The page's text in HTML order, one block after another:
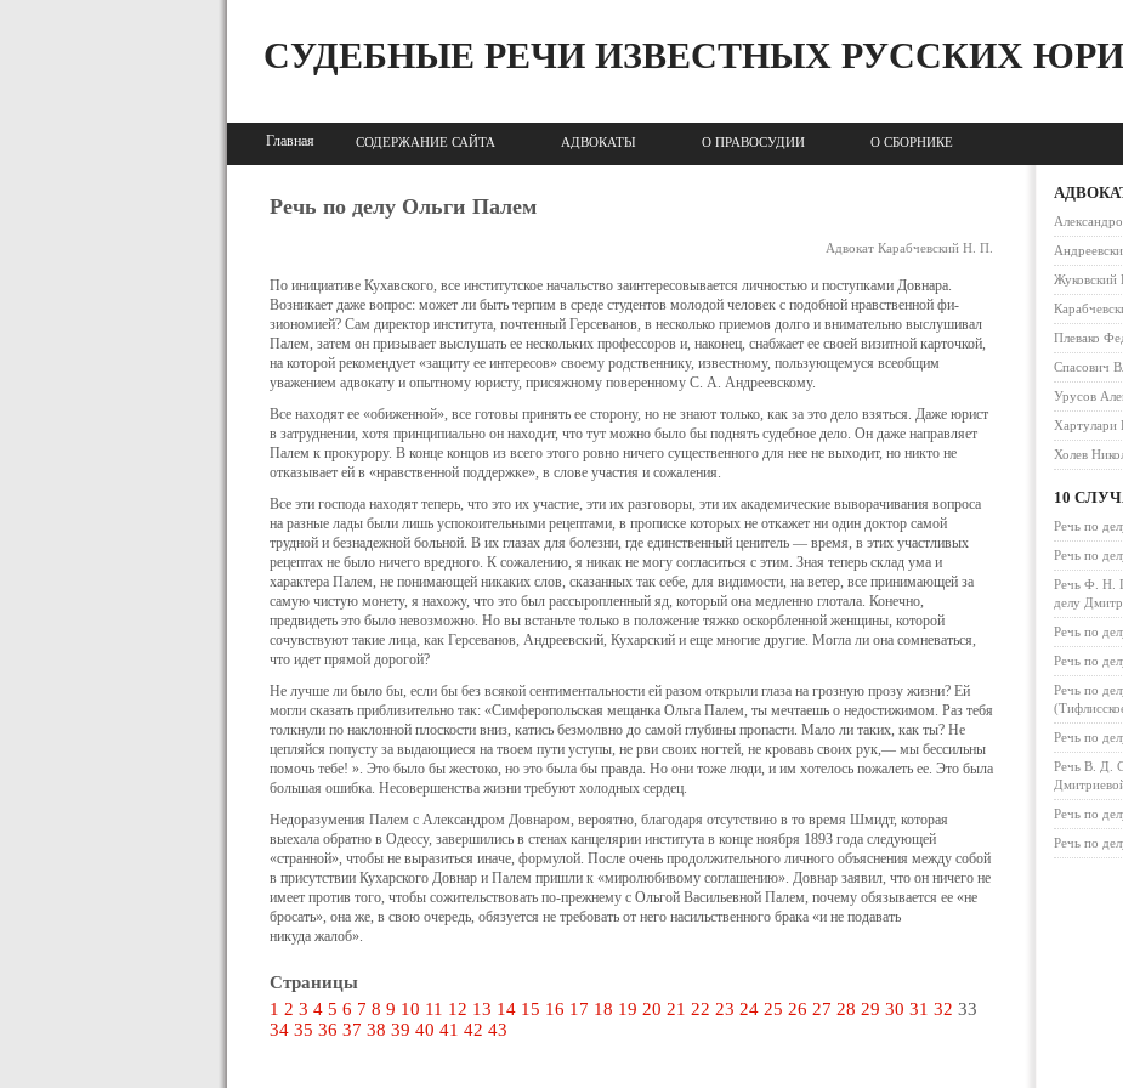
СУДЕБНЫЕ РЕЧИ ИЗВЕСТНЫХ РУССКИХ
Главная СОДЕРЖАНИЕ САЙТА АДВОКАТЫ О ПРАВОСУДИИ О СБОРНИКЕ
Речь по делу Ольги Палем
Адвокат Карабчевский Н. П.
По инициативе Кухавского, все институтское начальство заинтересовывается личностью и поступ­ками Довнара.
Возникает даже вопрос: может ли быть терпим в среде студентов молодой человек с подобной нравственной фи­
зиономией? Сам директор института, почтенный Герсеванов, в несколько приемов долго и внимательно выслушивал
Палем, затем он призывает выслушать ее нескольких профессоров и, на­конец, снабжает ее своей визитной карточкой,
на которой рекомен­дует «защиту ее интересов» своему родственнику, известному, пользующемуся всеобщим
уважением адвокату и опытному юри­сту, присяжному поверенному С. А. Андреевскому.
Все находят ее «обиженной», все готовы принять ее сторону, но не знают только, как за это дело взяться. Даже юрист
в затруд­нении, хотя принципиально он находит, что тут можно было бы поднять судебное дело. Он даже направляет
Палем к прокурору. В конце концов из всего этого ровно ничего существенного для нее не выходит, но никто не
отказывает ей в «нравственной поддерж­ке», в слове участия и сожаления.
Все эти господа находят теперь, что это их участие, эти их разговоры, эти их академические выворачивания вопроса
на раз­ные лады были лишь успокоительными рецептами, в прописке ко­торых не откажет ни один доктор самой
трудной и безнадежной больной. В их глазах для болезни, где единственный ценитель — время, в этих участливых
рецептах не было ничего вредного. К со­жалению, я никак не могу согласиться с этим. Зная теперь склад ума и
характера Палем, не понимающей никаких слов, сказанных так себе, для видимости, на ветер, все принимающей за
самую чи­стую монету, я нахожу, что это был рассыропленный яд, который она медленно глотала. Конечно,
предвидеть это было невозможно. Но вы встаньте только в положение тяжко оскорбленной женщи­ны, которой
сочувствуют такие лица, как Герсеванов, Андреевский, Кухарский и еще многие другие. Могла ли она сомневаться,
что идет прямой дорогой?
Не лучше ли было бы, если бы без всякой сентиментальности ей разом открыли глаза на грозную прозу жизни? Ей
могли ска­зать приблизительно так: «Симферопольская мещанка Ольга Па­лем, ты мечтаешь о недостижимом. Раз тебя
толкнули по наклонной плоскости вниз, катись безмолвно до самой глубины пропасти. Мало ли таких, как ты? Не
цепляйся попусту за выдающиеся на твоем пути уступы, не рви своих ногтей, не кровавь своих рук,— мы бессильны
помочь тебе! ». Это было бы жестоко, но это была бы правда. Но они тоже люди, и им хотелось пожалеть ее. Это была
большая ошибка. Несовершенства жизни требуют холодных сердец.
Недоразумения Палем с Александром Довнаром, вероятно, благодаря отсутствию в то время Шмидт, которая
выехала обрат­но в Одессу, завершились в стенах канцелярии института в конце ноября 1893 года следующей
«странной», чтобы не выразиться ина­че, формулой. После очень продолжительного личного объяснения между собой
в присутствии Кухарского Довнар и Палем пришли к «миролюбивому соглашению». Довнар заявил, что он ничего не
имеет против того, чтобы сожительствовать по-прежнему с Ольгой Васильевной Палем, почему обязывается ее «не
бросать», она же, в свою очередь, обязуется не требовать от него насильственного брака «и не подавать
никуда жалоб».
Страницы
1 2 3 4 5 6 7 8 9 10 11 12 13 14 15 16 17 18 19 20 21 22 23 24 25 26 27 28 29 30 31 32 33
34 35 36 37 38 39 40 41 42 43
Жуковский
Плевако
Спасович
Урусов
Хартулари
Холев
10
Речь по
Речь по
Речь Ф. Н.
делу
Речь по
Речь по
Речь по
Речь по
Речь В. Д.
Речь по
Речь по